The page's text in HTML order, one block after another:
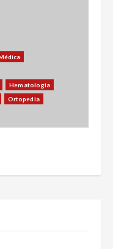
Hematologia
Ortopedia